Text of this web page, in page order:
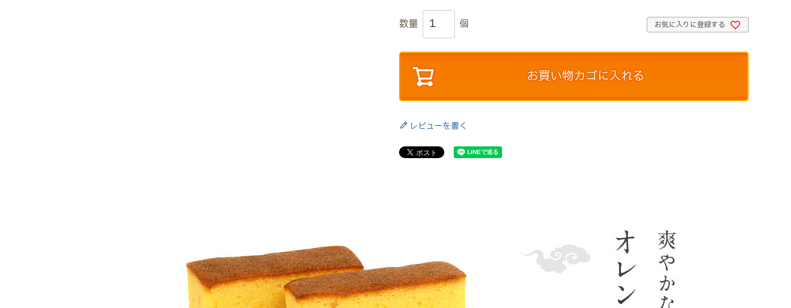
お気に入りに登録する
お買い物カゴに入れる
レビューを書く